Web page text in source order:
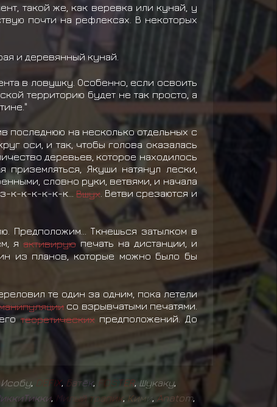
такой же, как веревка или кунай, у
почти на рефлексах. В некоторых
и деревянный кунай.
в ловушку. Особенно, если освоить
территорию будет не так просто, а
последнюю на несколько отдельных с
оси, и так, чтобы голова оказалась
деревьев, которое находилось
Якуши натянул лески,
словно руки, ветвями, и начала
з-к-к-к-к-к-к...Вшух . Ветви срезаются и
Предположим... Ткнешься затылком в
я активируюпечать на дистанции, и
из планов, которые можно было бы
те один за одним, пока летели
со взрывчатыми печатями.
теоретическихпредположений. До
Исобу, EFIX, Батёк, FO S TER,Шукаку,
иккиТикки, Мил ый трапик, Кими , Anatom